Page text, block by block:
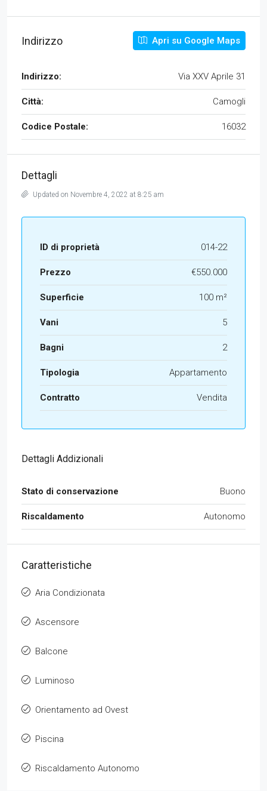
Indirizzo Apri su Google Maps
Indirizzo: Via XXV Aprile 31
Città: Camogli
Codice Postale: 16032
Dettagli
Updated on Novembre 4, 2022 at 8:25 am
ID di proprietà 014-22
Prezzo €550.000
Superficie 100 m²
Vani 5
Bagni 2
Tipologia Appartamento
Contratto Vendita
Dettagli Addizionali
Stato di conservazione Buono
Riscaldamento Autonomo
Caratteristiche
Aria Condizionata
Ascensore
Balcone
Luminoso
Orientamento ad Ovest
Piscina
Riscaldamento Autonomo